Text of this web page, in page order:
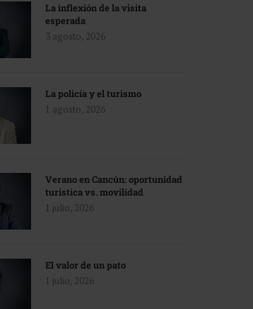
La inflexión de la visita
esperada
3 agosto, 2026
La policía y el turismo
1 agosto, 2026
Verano en Cancún: oportunidad
turística vs. movilidad
1 julio, 2026
El valor de un pato
1 julio, 2026